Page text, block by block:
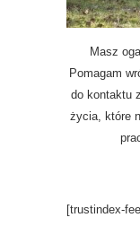
Masz
Pomagam
do kontaktu
życia, które
[trustindex-